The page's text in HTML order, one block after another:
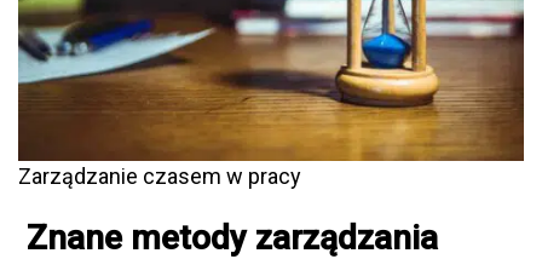
Zarządzanie czasem w pracy
Znane metody zarządzania